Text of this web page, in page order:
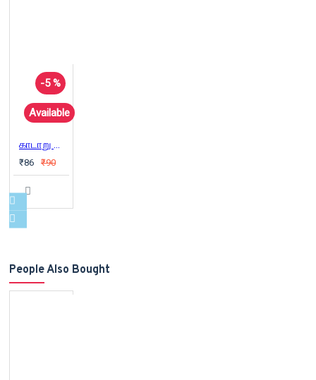
-5 %
Available
காடாறு மாதம் நாடாறு மாதம்
₹86 ₹90
People Also Bought